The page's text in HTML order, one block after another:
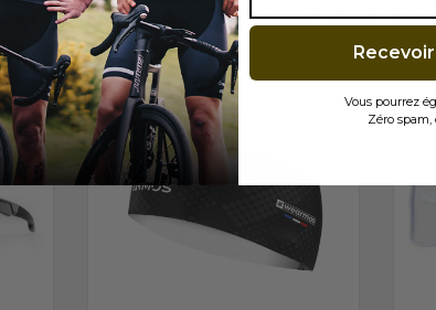
ACHETÉ CE PRODUIT ONT
Vous pourrez
Zéro